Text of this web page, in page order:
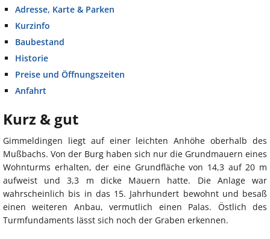
Adresse, Karte & Parken
Kurzinfo
Baubestand
Historie
Preise und Öffnungszeiten
Anfahrt
Kurz & gut
Gimmeldingen liegt auf einer leichten Anhöhe oberhalb des
Mußbachs. Von der Burg haben sich nur die Grundmauern eines
Wohnturms erhalten, der eine Grundfläche von 14,3 auf 20 m
aufweist und 3,3 m dicke Mauern hatte. Die Anlage war
wahrscheinlich bis in das 15. Jahrhundert bewohnt und besaß
einen weiteren Anbau, vermutlich einen Palas. Östlich des
Turmfundaments lässt sich noch der Graben erkennen.